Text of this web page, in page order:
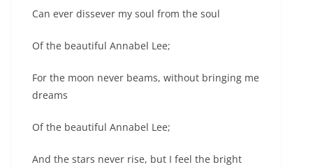
Can ever dissever my soul from the soul
Of the beautiful Annabel Lee;
For the moon never beams, without bringing me
dreams
Of the beautiful Annabel Lee;
And the stars never rise, but I feel the bright